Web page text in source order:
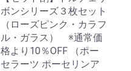
ボンシリーズ３枚セット
（ローズピンク・カラフ
ル・ガラス） ※通常価
格より10％OFF （ポー
セラーツ ポーセリンア